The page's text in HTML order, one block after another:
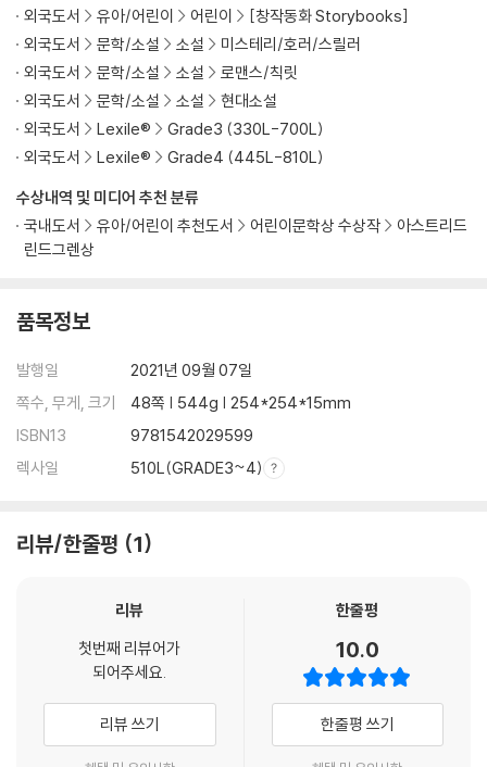
수상내역 및 미디어 추천 분류
국내도서
유아/어린이 추천도서 어린이문학상 수상작
아스트리드
린드그렌상
외국도서
유아/어린이 어린이
[창작동화 Storybooks]
외국도서
문학/소설 소설
미스테리/호러/스릴러
외국도서
문학/소설 소설
로맨스/칙릿
외국도서
문학/소설 소설
현대소설
외국도서
Lexile®
Grade3 (330L-700L)
외국도서
Lexile® Grade4 (445L-810L)
품목정보
발행일
2021년 09월 07일
쪽수, 무게, 크기
48쪽 | 544g | 254*254*15mm
ISBN13
9781542029599
렉사일
510L(GRADE3~4)
리뷰/한줄평 1
리뷰
첫번째 리뷰어가
되어주세요.
리뷰 쓰기
한줄평
10.0
한줄평 쓰기